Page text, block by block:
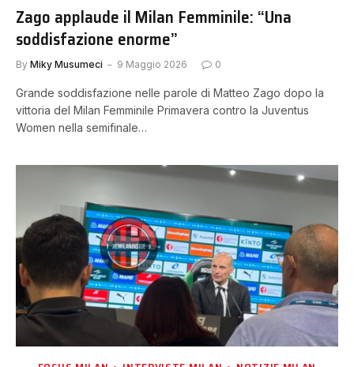
Zago applaude il Milan Femminile: “Una
soddisfazione enorme”
By Miky Musumeci 9 Maggio 2026 0
Grande soddisfazione nelle parole di Matteo Zago dopo la
vittoria del Milan Femminile Primavera contro la Juventus
Women nella semifinale…